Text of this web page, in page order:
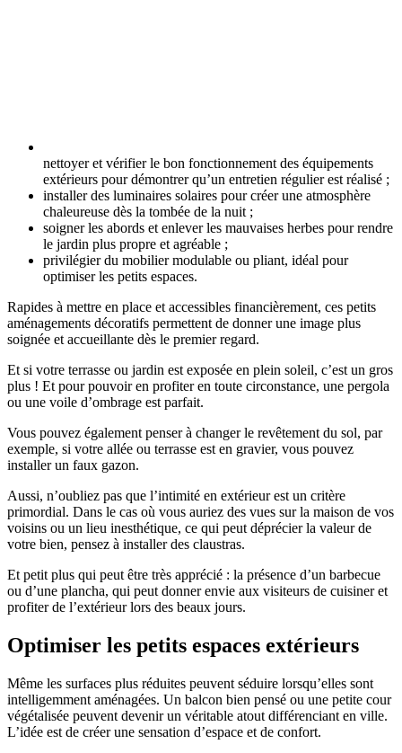
nettoyer et vérifier le bon fonctionnement des équipements
extérieurs pour démontrer qu’un entretien régulier est réalisé ;
installer des luminaires solaires pour créer une atmosphère
chaleureuse dès la tombée de la nuit ;
soigner les abords et enlever les mauvaises herbes pour rendre
le jardin plus propre et agréable ;
privilégier du mobilier modulable ou pliant, idéal pour
optimiser les petits espaces.
Rapides à mettre en place et accessibles financièrement, ces petits
aménagements décoratifs permettent de donner une image plus
soignée et accueillante dès le premier regard.
Et si votre terrasse ou jardin est exposée en plein soleil, c’est un gros
plus ! Et pour pouvoir en profiter en toute circonstance, une pergola
ou une voile d’ombrage est parfait.
Vous pouvez également penser à changer le revêtement du sol, par
exemple, si votre allée ou terrasse est en gravier, vous pouvez
installer un faux gazon.
Aussi, n’oubliez pas que l’intimité en extérieur est un critère
primordial. Dans le cas où vous auriez des vues sur la maison de vos
voisins ou un lieu inesthétique, ce qui peut déprécier la valeur de
votre bien, pensez à installer des claustras.
Et petit plus qui peut être très apprécié : la présence d’un barbecue
ou d’une plancha, qui peut donner envie aux visiteurs de cuisiner et
profiter de l’extérieur lors des beaux jours.
Optimiser les petits espaces extérieurs
Même les surfaces plus réduites peuvent séduire lorsqu’elles sont
intelligemment aménagées. Un balcon bien pensé ou une petite cour
végétalisée peuvent devenir un véritable atout différenciant en ville.
L’idée est de créer une sensation d’espace et de confort.